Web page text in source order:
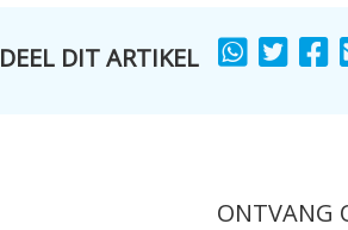
DEEL DIT ARTIKEL SHARE SHARE
ONTVANG